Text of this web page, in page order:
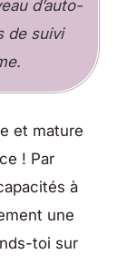
d’auto-
de suivi
et mature
! Par
à
une
toi sur